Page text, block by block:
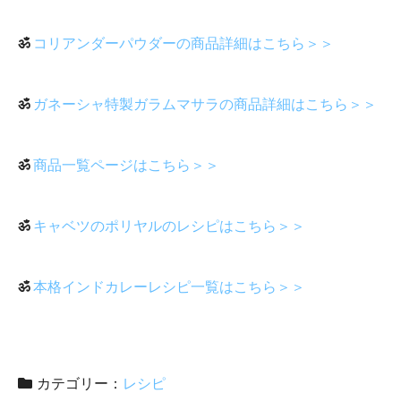
ॐ コリアンダーパウダーの商品詳細はこちら＞＞
ॐ ガネーシャ特製ガラムマサラの商品詳細はこちら＞＞
ॐ商品一覧ページはこちら＞＞
ॐ キャベツのポリヤルのレシピはこちら＞＞
ॐ本格インドカレーレシピ一覧はこちら＞＞
カテゴリー： レシピ